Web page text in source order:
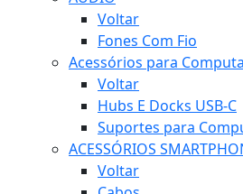
Voltar
Fones Com Fio
Acessórios para
Voltar
Hubs E Docks USB-C
Suportes para
ACESSÓRIOS
Voltar